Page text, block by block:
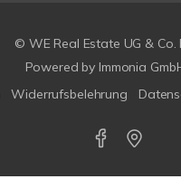
© WE Real Estate UG & Co.
Powered by Immonia
Widerrufsbelehrung